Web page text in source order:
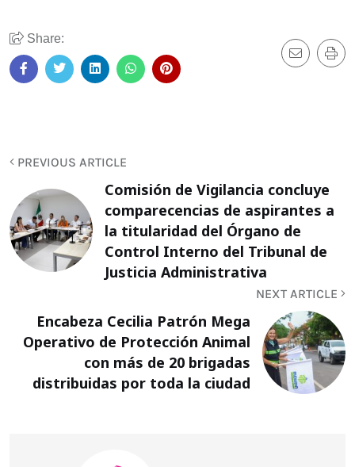
Share:
PREVIOUS ARTICLE
Comisión de Vigilancia concluye
comparecencias de aspirantes a
la titularidad del Órgano de
Control Interno del Tribunal de
Justicia Administrativa
NEXT ARTICLE
Encabeza Cecilia Patrón Mega
Operativo de Protección Animal
con más de 20 brigadas
distribuidas por toda la ciudad